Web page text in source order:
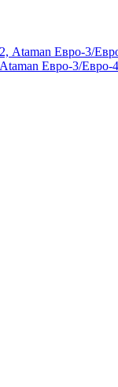
Евро-3/Евро-